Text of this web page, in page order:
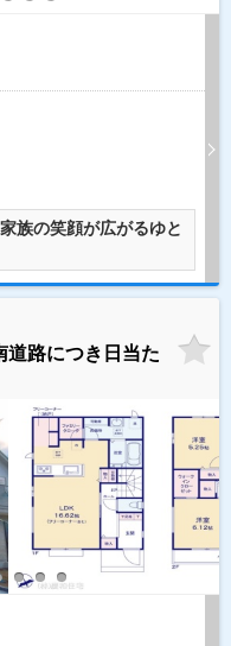
族の笑顔が広がるゆと
路につき日当た